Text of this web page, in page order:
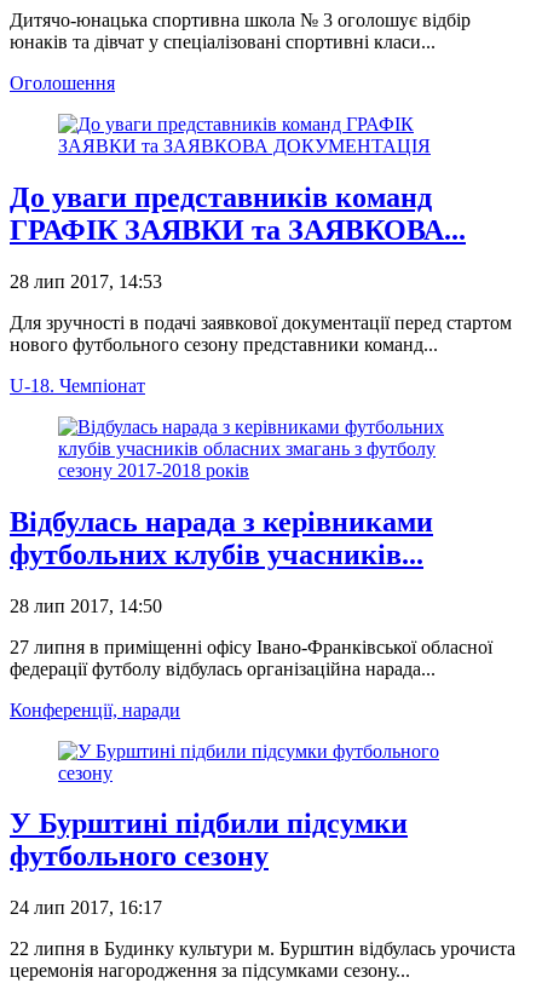
Дитячо-юнацька спортивна школа № 3 оголошує відбір
юнаків та дівчат у спеціалізовані спортивні класи...
Оголошення
До уваги представників команд
ГРАФІК ЗАЯВКИ та ЗАЯВКОВА...
28 лип 2017, 14:53
Для зручності в подачі заявкової документації перед стартом
нового футбольного сезону представники команд...
U-18. Чемпіонат
Відбулась нарада з керівниками
футбольних клубів учасників...
28 лип 2017, 14:50
27 липня в приміщенні офісу Івано-Франківської обласної
федерації футболу відбулась організаційна нарада...
Конференції, наради
У Бурштині підбили підсумки
футбольного сезону
24 лип 2017, 16:17
22 липня в Будинку культури м. Бурштин відбулась урочиста
церемонія нагородження за підсумками сезону...